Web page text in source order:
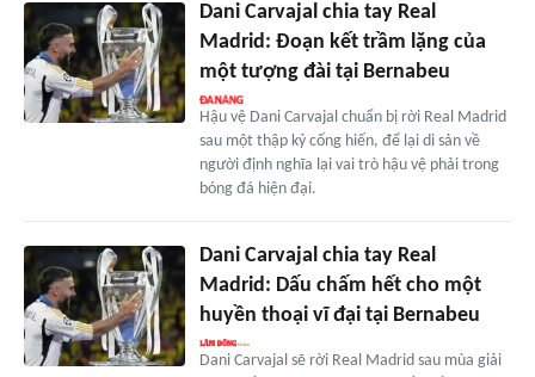
Dani Carvajal chia tay Real
Madrid: Đoạn kết trầm lặng của
một tượng đài tại Bernabeu
Hậu vệ Dani Carvajal chuẩn bị rời Real Madrid
sau một thập kỷ cống hiến, để lại di sản về
người định nghĩa lại vai trò hậu vệ phải trong
bóng đá hiện đại.
Dani Carvajal chia tay Real
Madrid: Dấu chấm hết cho một
huyền thoại vĩ đại tại Bernabeu
Dani Carvajal sẽ rời Real Madrid sau mùa giải